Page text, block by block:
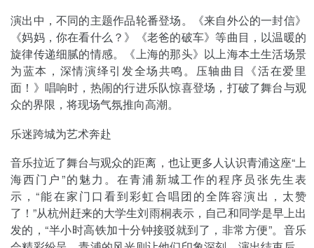
演出中，不同的主题作品轮番登场。《来自外公的一封信》
《妈妈，你在看什么？》《老爸的破车》等曲目，以温暖的
旋律传递细腻的情感。《上海的那头》以上海本土生活场景
为蓝本，深情演绎引发全场共鸣。压轴曲目《活在爱里
面！》唱响时，热闹的行进乐队惊喜登场，打破了舞台与观
众的界限，将现场气氛推向高潮。
乐迷跨城为艺术奔赴
音乐拉近了舞台与观众的距离，也让更多人认识青浦这座“上
海西门户”的魅力。在青浦新城工作的程序员张先生表
示，“能在家门口看到彩虹合唱团的全阵容演出，太赞
了！”从杭州赶来的大学生刘雨桐表示，自己和同学是早上出
发的，“半小时高铁加十分钟接驳就到了，非常方便”。音乐